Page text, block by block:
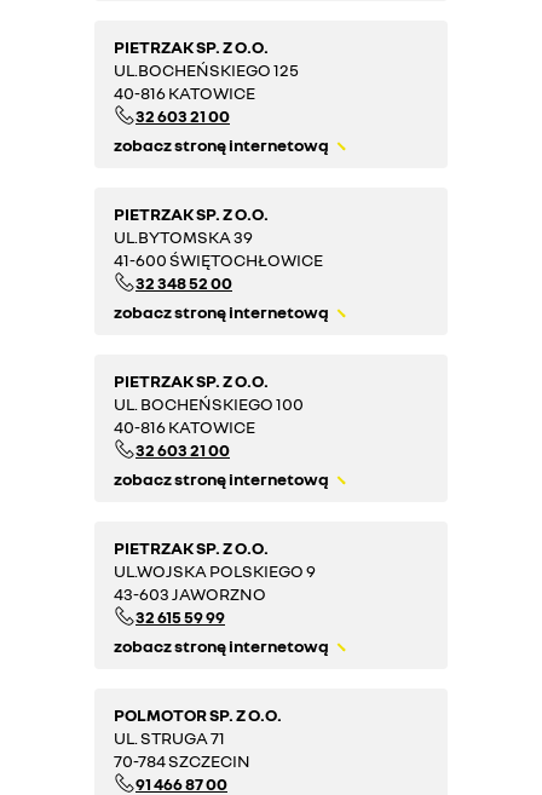
PIETRZAK SP. Z O.O.
UL.BOCHEŃSKIEGO 125
40-816 KATOWICE
32 603 21 00
zobacz stronę internetową
PIETRZAK SP. Z O.O.
UL.BYTOMSKA 39
41-600 ŚWIĘTOCHŁOWICE
32 348 52 00
zobacz stronę internetową
PIETRZAK SP. Z O.O.
UL. BOCHEŃSKIEGO 100
40-816 KATOWICE
32 603 21 00
zobacz stronę internetową
PIETRZAK SP. Z O.O.
UL.WOJSKA POLSKIEGO 9
43-603 JAWORZNO
32 615 59 99
zobacz stronę internetową
POLMOTOR SP. Z O.O.
UL. STRUGA 71
70-784 SZCZECIN
91 466 87 00